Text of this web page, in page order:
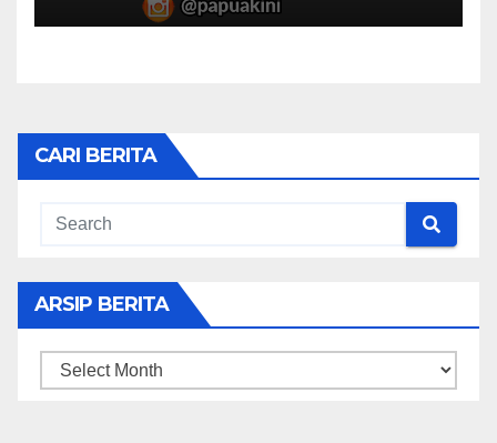
CARI BERITA
ARSIP BERITA
ARSIP